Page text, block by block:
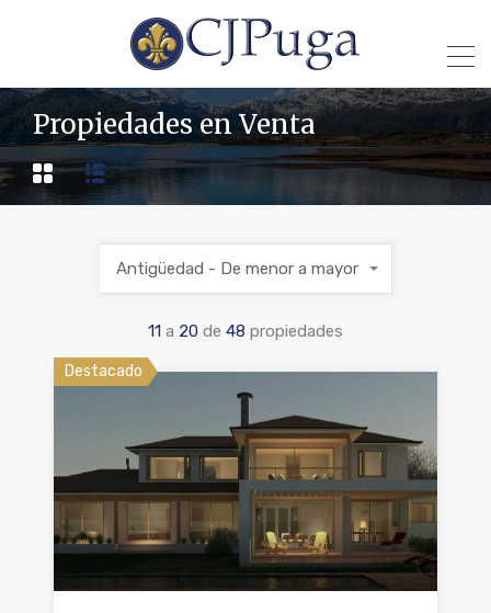
Propiedades en Venta
11 a 20 de 48 propiedades
Antigüedad - De menor a mayor
Destacado